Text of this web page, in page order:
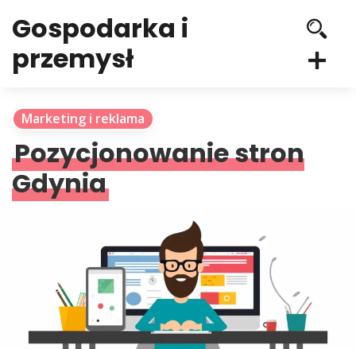
Gospodarka i
przemysł
Marketing i reklama
Pozycjonowanie stron
Gdynia